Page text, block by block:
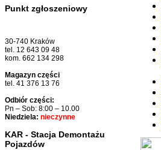
Punkt zgłoszeniowy
30-740 Kraków
tel. 12 643 09 48
kom. 662 134 298
Magazyn części
tel. 41 376 13 76
Odbiór części:
Pn – Sob: 8:00 – 10.00
Niedziela: nieczynne
KAR - Stacja Demontażu
Pojazdów